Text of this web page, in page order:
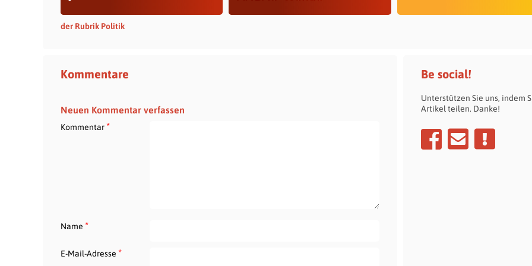
der Rubrik Politik
Kommentare
Neuen Kommentar verfassen
Kommentar*
Name *
E-Mail-Adresse *
Be social!
Unterstützen Sie uns, indem
Artikel teilen. Danke!